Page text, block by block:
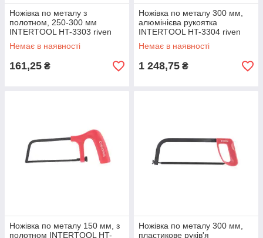
Ножівка по металу з
полотном, 250-300 мм
INTERTOOL HT-3303 riven
Немає в наявності
161,25 ₴
Ножівка по металу 300 мм,
алюмінієва рукоятка
INTERTOOL HT-3304 riven
Немає в наявності
1 248,75 ₴
Ножівка по металу 150 мм, з
полотном INTERTOOL HT-
Ножівка по металу 300 мм,
пластикове руків'я